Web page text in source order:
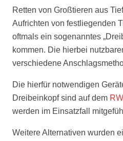
Retten von Großtieren aus
Aufrichten von festliegenden
oftmals ein sogenanntes
kommen. Die hierbei
verschiedene
Die hierfür notwendigen
Dreibeinkopf sind auf dem
werden im Einsatzfall
Weitere Alternativen wurden